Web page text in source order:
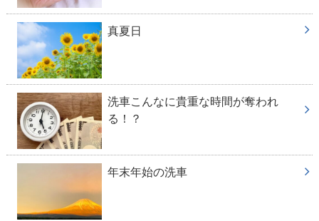
真夏日
洗車こんなに貴重な時間が奪われ
る！？
年末年始の洗車